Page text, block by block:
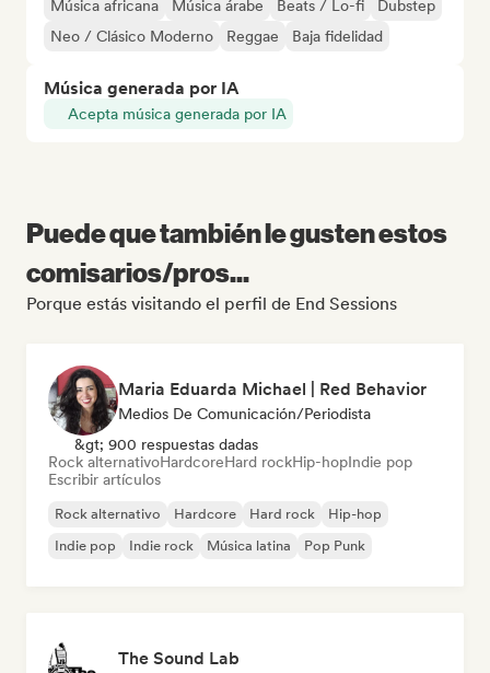
Música africana Música árabe Beats / Lo-fi
Dubstep
Neo / Clásico Moderno
Reggae Baja fidelidad
Música generada por IA
Acepta música generada por IA
Puede que también le gusten estos
comisarios/pros...
Porque estás visitando el perfil de End Sessions
Maria Eduarda Michael | Red Behavior
Medios De Comunicación/Periodista
&gt; 900 respuestas dadas
Rock alternativoHardcoreHard rockHip-hopIndie pop
Escribir artículos
Rock alternativo Hardcore Hard rock
Hip-hop
Indie pop
Indie rock Música latina Pop Punk
The Sound Lab